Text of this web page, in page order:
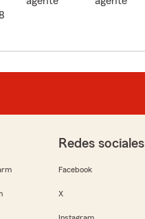
Redes sociales
Facebook
X